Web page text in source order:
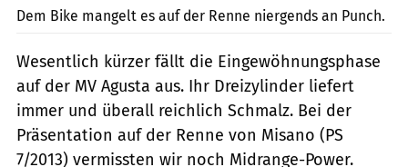
Dem Bike mangelt es auf der Renne niergends an Punch.
Wesentlich kürzer fällt die Eingewöhnungsphase
auf der MV Agusta aus. Ihr Dreizylinder liefert
immer und überall reichlich Schmalz. Bei der
Präsentation auf der Renne von Misano (PS
7/2013) vermissten wir noch Midrange-Power.